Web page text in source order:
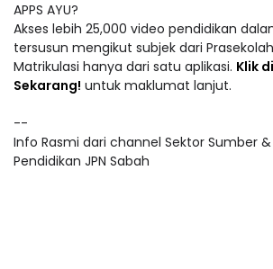
APPS AYU?
Akses lebih 25,000 video pendidikan
tersusun mengikut subjek dari
Matrikulasi hanya dari satu aplikasi. Klik
Sekarang! untuk maklumat lanjut.
--
Info Rasmi dari channel Sektor Sumber
Pendidikan JPN Sabah